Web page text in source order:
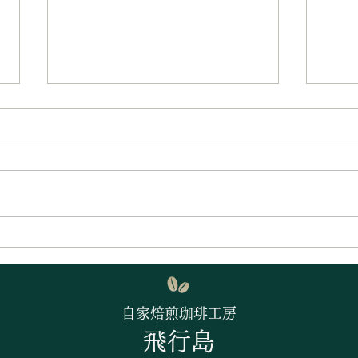
梅雨
自家焙煎珈琲工房
飛行島